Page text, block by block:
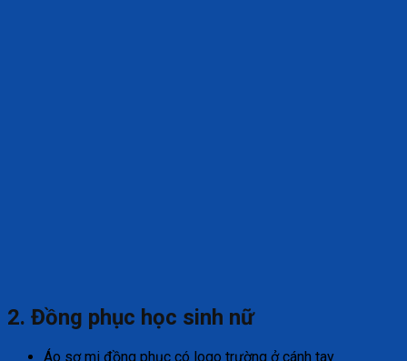
2. Đồng phục học sinh nữ
Áo sơ mi đồng phục có logo trường ở cánh tay